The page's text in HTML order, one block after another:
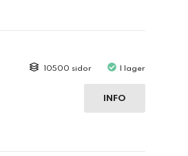
10500 sidor I lager
INFO